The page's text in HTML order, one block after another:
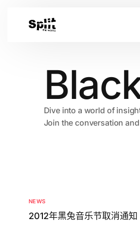
Dive into a world of
Join the conversation
NEWS
2012年黑兔音乐节取消通知